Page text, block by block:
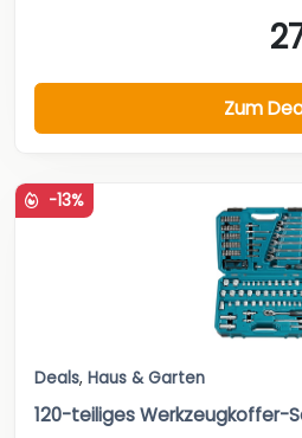
Zum
-13%
Deals, Haus & Garten
120-teiliges Werkzeugkoffer-